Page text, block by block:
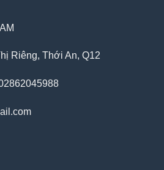
Riêng, Thới An, Q12